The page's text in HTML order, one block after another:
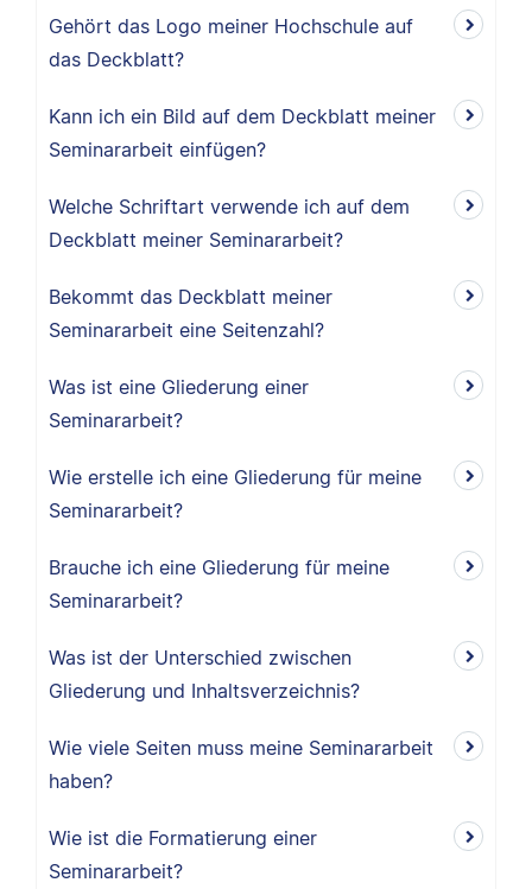
Gehört das Logo meiner Hochschule auf
das Deckblatt?
Kann ich ein Bild auf dem Deckblatt meiner
Seminararbeit einfügen?
Welche Schriftart verwende ich auf dem
Deckblatt meiner Seminararbeit?
Bekommt das Deckblatt meiner
Seminararbeit eine Seitenzahl?
Was ist eine Gliederung einer
Seminararbeit?
Wie erstelle ich eine Gliederung für meine
Seminararbeit?
Brauche ich eine Gliederung für meine
Seminararbeit?
Was ist der Unterschied zwischen
Gliederung und Inhaltsverzeichnis?
Wie viele Seiten muss meine Seminararbeit
haben?
Wie ist die Formatierung einer
Seminararbeit?